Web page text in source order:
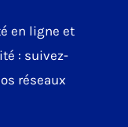
en ligne et
: suivez-
réseaux